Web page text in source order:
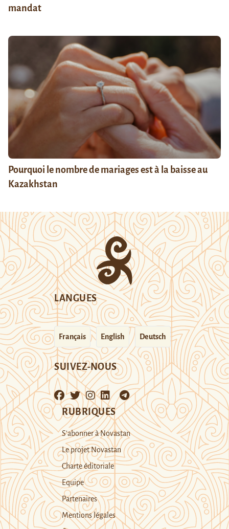
mandat
Pourquoi le nombre de mariages est à la baisse au
Kazakhstan
LANGUES
Français English Deutsch
SUIVEZ-NOUS
RUBRIQUES
S’abonner à Novastan
Le projet Novastan
Charte éditoriale
Equipe
Partenaires
Mentions légales